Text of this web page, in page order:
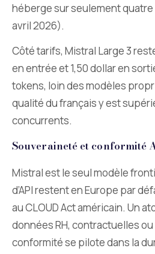
héberge sur seulement quatre
avril 2026).
Côté tarifs, Mistral Large 3
en entrée et 1,50 dollar en
tokens, loin des modèles
qualité du français y est
concurrents.
Souveraineté et conformité
Mistral est le seul modèle
d’API restent en Europe par
au CLOUD Act américain. Un
données RH, contractuelles
conformité se pilote dans la